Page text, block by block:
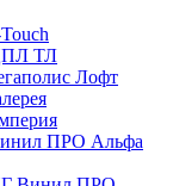
ТЛ
Лофт
ПРО Альфа